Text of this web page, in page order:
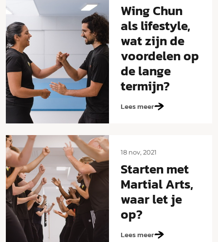
Wing Chun
als lifestyle,
wat zijn de
voordelen op
de lange
termijn?
Lees meer
18 nov, 2021
Starten met
Martial Arts,
waar let je
op?
Lees meer